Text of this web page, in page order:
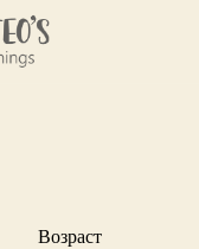
Возраст